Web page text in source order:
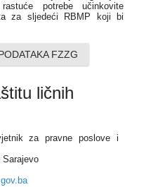
potrebe učinkovite
za sljedeći RBMP koji bi
FZZG
ličnih
za pravne poslove i
Sarajevo